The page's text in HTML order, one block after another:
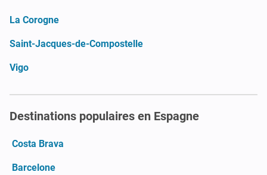
La Corogne
Saint-Jacques-de-Compostelle
Vigo
Destinations populaires en Espagne
Costa Brava
Barcelone